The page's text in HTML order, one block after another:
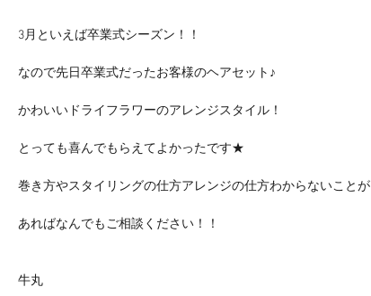
3月といえば卒業式シーズン！！
なので先日卒業式だったお客様のヘアセット♪
かわいいドライフラワーのアレンジスタイル！
とっても喜んでもらえてよかったです★
巻き方やスタイリングの仕方アレンジの仕方わからないことが
あればなんでもご相談ください！！
牛丸